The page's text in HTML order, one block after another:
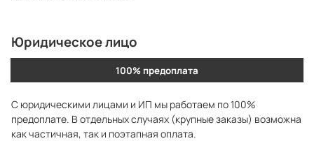
Юридическое лицо
100% предоплата
С юридическими лицами и ИП мы работаем по 100%
предоплате. В отдельных случаях (крупные заказы) возможна
как частичная, так и поэтапная оплата.